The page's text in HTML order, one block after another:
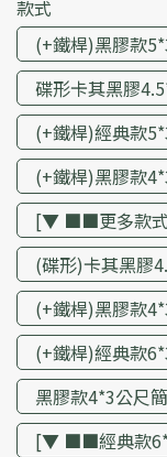
款式
(+鐵桿)黑膠款
碟形卡其黑膠
(+鐵桿)經典款
(+鐵桿)黑膠款
[▼ ■■更多款
(碟形)卡其黑膠
(+鐵桿)黑膠款
(+鐵桿)經典款
黑膠款4*3公尺
[▼ ■■經典款